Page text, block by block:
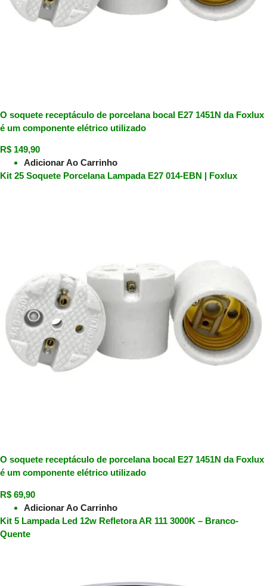
O soquete receptáculo de porcelana bocal E27 1451N da Foxlux
é um componente elétrico utilizado
R$ 149,90
Adicionar Ao Carrinho
Kit 25 Soquete Porcelana Lampada E27 014-EBN | Foxlux
O soquete receptáculo de porcelana bocal E27 1451N da Foxlux
é um componente elétrico utilizado
R$ 69,90
Adicionar Ao Carrinho
Kit 5 Lampada Led 12w Refletora AR 111 3000K – Branco-
Quente